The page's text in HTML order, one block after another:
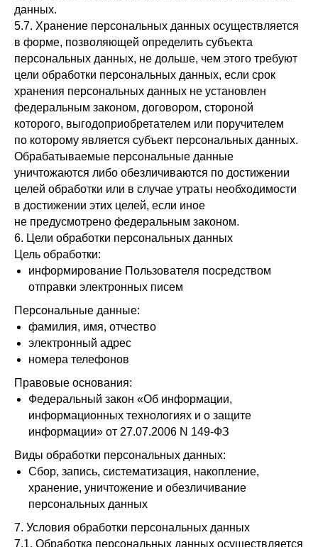
данных.
5.7. Хранение персональных данных осуществляется
в форме, позволяющей определить субъекта
персональных данных, не дольше, чем этого требуют
цели обработки персональных данных, если срок
хранения персональных данных не установлен
федеральным законом, договором, стороной
которого, выгодоприобретателем или поручителем
по которому является субъект персональных данных.
Обрабатываемые персональные данные
уничтожаются либо обезличиваются по достижении
целей обработки или в случае утраты необходимости
в достижении этих целей, если иное
не предусмотрено федеральным законом.
6. Цели обработки персональных данных
Цель обработки:
информирование Пользователя посредством
отправки электронных писем
Персональные данные:
фамилия, имя, отчество
электронный адрес
номера телефонов
Правовые основания:
Федеральный закон «Об информации,
информационных технологиях и о защите
информации» от 27.07.2006 N 149-ФЗ
Виды обработки персональных данных:
Сбор, запись, систематизация, накопление,
хранение, уничтожение и обезличивание
персональных данных
7. Условия обработки персональных данных
7.1. Обработка персональных данных осуществляется